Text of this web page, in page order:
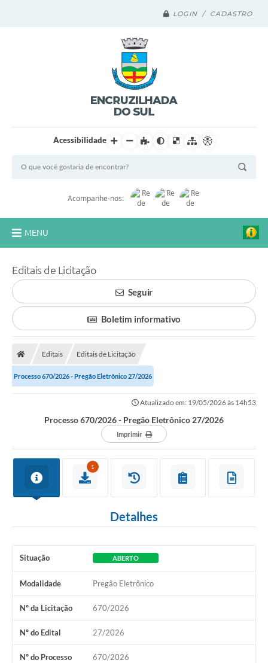
LOGIN / CADASTRO
Acessibilidade
Acompanhe-nos:
MENU
A Prefeitura
Município
Transparência
1DOC
Contratos
Ouvidoria
Contato
Ramais
Relação de Medicamentos
Carta de Serviços
Relatório Ouvidoria 2021
Editais de Licitação
Seguir
Boletim informativo
Editais Editais de Licitação
Processo 670/2026 - Pregão Eletrônico 27/2026
Atualizado em: 19/05/2026 às 14h53
Processo 670/2026 - Pregão Eletrônico 27/2026
Imprimir
1
Detalhes
Situação ABERTO
Modalidade Pregão Eletrônico
Nº da Licitação 670/2026
Nº do Edital 27/2026
Nº do Processo 670/2026